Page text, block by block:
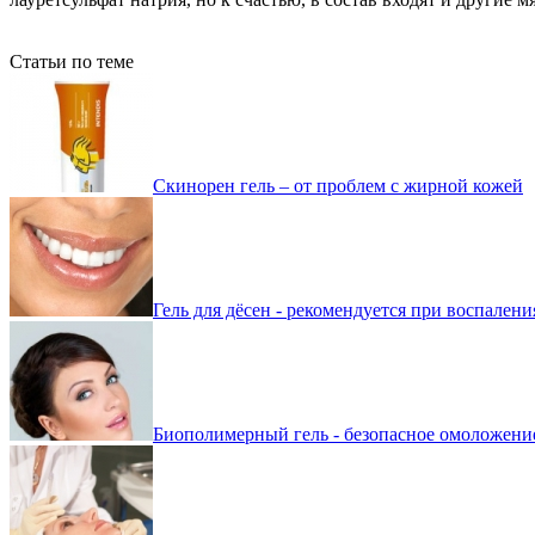
Статьи по теме
Скинорен гель – от проблем с жирной кожей
Гель для дёсен - рекомендуется при
Биополимерный гель - безопасное